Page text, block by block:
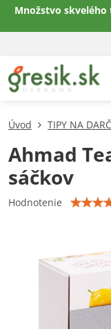
Množstvo skvelého
Úvod TIPY NA
Ahmad
sáčkov
Hodnotenie